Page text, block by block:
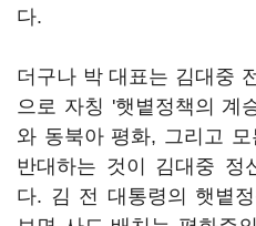
다.
더구나 박 대표는 김대중
으로 자칭 '햇볕정책의 계
와 동북아 평화, 그리고
반대하는 것이 김대중 정
다. 김 전 대통령의 햇볕